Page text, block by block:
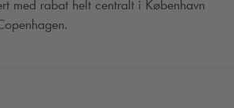
med rabat helt centralt i København